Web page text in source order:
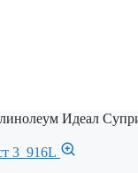
Идеал